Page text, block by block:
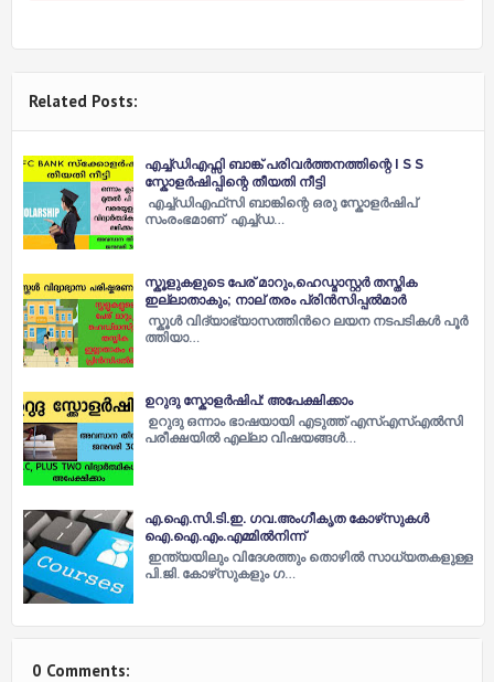
Related Posts:
എച്ച്ഡിഎഫ്സി ബാങ്ക് പരിവർത്തനത്തിന്റെ I S S
സ്കോളർഷിപ്പിന്റെ തീയതി നീട്ടി
എച്ച്‌ഡിഎഫ്‌സി ബാങ്കിന്റെ ഒരു സ്കോളർഷിപ്
സംരംഭമാണ് എച്ച്‌ഡ…
സ്കൂളുകളുടെ പേര് മാറും,ഹെഡ്മാസ്റ്റര്‍ തസ്തിക
ഇല്ലാതാകും; നാല് തരം പ്രിൻസിപ്പല്‍മാര്‍
സ്കൂ​ൾ വി​ദ്യാ​ഭ്യാ​സ​ത്തി​ന്‍റെ ല​യ​ന ന​ട​പ​ടി​ക​ൾ പൂ​ർ​
ത്തി​യാ…
ഉറുദു സ്കോളർഷിപ്: അപേക്ഷിക്കാം
ഉറുദു ഒന്നാം ഭാഷയായി എടുത്ത് എസ്എസ്എൽസി
പരീക്ഷയിൽ എല്ലാ വിഷയങ്ങൾ…
എ.ഐ.സി.ടി.ഇ. ഗവ.അംഗീകൃത കോഴ്‌സുകള്‍
ഐ.ഐ.എം.എമ്മില്‍നിന്ന്‌
ഇന്ത്യയിലും വിദേശത്തും തൊഴില്‍ സാധ്യതകളുള്ള
പി.ജി. കോഴ്‌സുകളും ഗ…
0 Comments: